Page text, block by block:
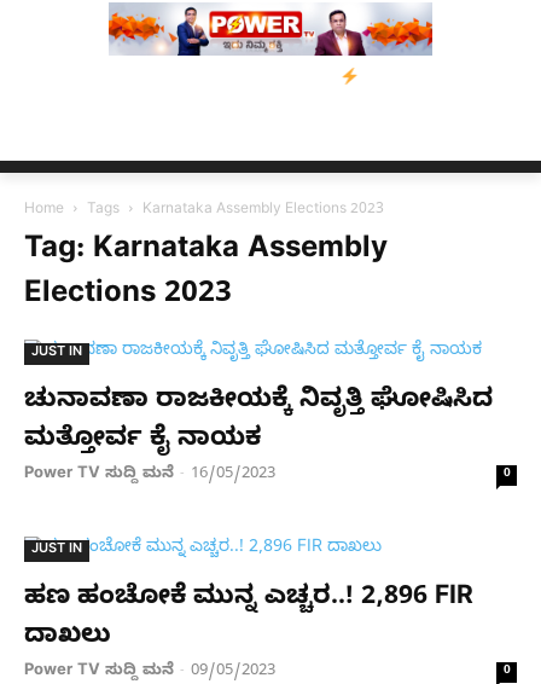
ಬೀರೇನ್ ಸಿಂಗ್ ಅವರ
Home Tags Karnataka Assembly Elections 2023
Tag: Karnataka Assembly
Elections 2023
JUST IN
ಚುನಾವಣಾ ರಾಜಕೀಯಕ್ಕೆ ನಿವೃತ್ತಿ ಘೋಷಿಸಿದ
ಮತ್ತೋರ್ವ ಕೈ ನಾಯಕ
Power TV ಸುದ್ದಿ ಮನೆ - 16/05/2023 0
JUST IN
ಹಣ ಹಂಚೋಕೆ ಮುನ್ನ ಎಚ್ಚರ..! 2,896 FIR
ದಾಖಲು
Power TV ಸುದ್ದಿ ಮನೆ - 09/05/2023 0